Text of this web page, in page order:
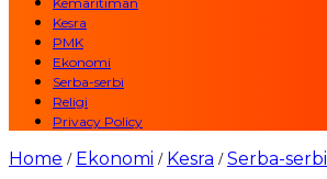
Kesra
PMK
Ekonomi
Serba-serbi
Religi
Privacy Policy
Home / Ekonomi / Kesra /Serba-serbi